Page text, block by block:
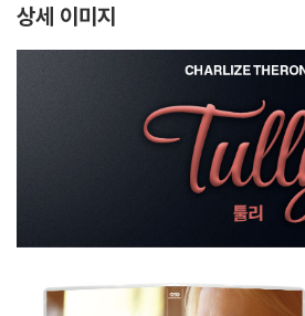
상세 이미지